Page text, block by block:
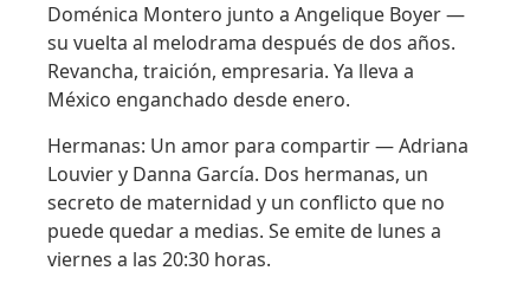
Doménica Montero junto a Angelique Boyer —
su vuelta al melodrama después de dos años.
Revancha, traición, empresaria. Ya lleva a
México enganchado desde enero.
Hermanas: Un amor para compartir — Adriana
Louvier y Danna García. Dos hermanas, un
secreto de maternidad y un conflicto que no
puede quedar a medias. Se emite de lunes a
viernes a las 20:30 horas.